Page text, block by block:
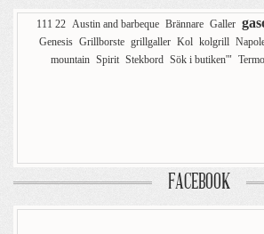
111 22 Austin and barbeque Brännare Galler
Genesis Grillborste grillgaller Kol kolgrill
mountain Spirit Stekbord Sök i butiken'"
FACEBOOK